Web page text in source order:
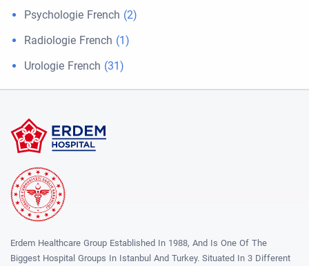
Psychologie French (2)
Radiologie French (1)
Urologie French (31)
Erdem Healthcare Group Established In 1988, And Is One Of The
Biggest Hospital Groups In Istanbul And Turkey. Situated In 3 Different